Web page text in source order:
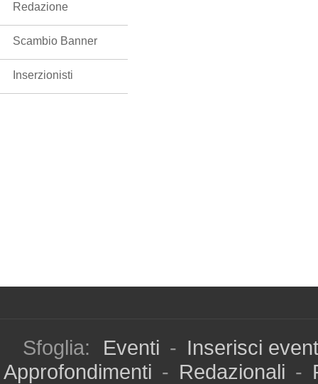
Redazione
Scambio Banner
Inserzionisti
Sfoglia: Eventi - Inserisci
Approfondimenti - Redazionali -